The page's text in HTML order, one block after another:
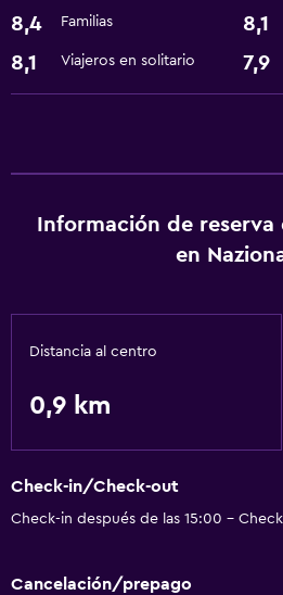
Secador de pelo
Instalaciones para reuniones
Wifi
8,4 Familias 8,1
8,1 Viajeros en solitario 7,9
Información de
en
Distancia al centro
0,9 km
Check-in/Check-out
Check-in después de las 15:00 -
Cancelación/prepago